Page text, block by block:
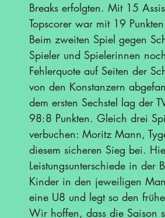
Breaks erfolgten. Mit 15
Topscorer war mit 19
Beim zweiten Spiel gegen
Spieler und Spielerinnen
Fehlerquote auf Seiten der
von den Konstanzern
dem ersten Sechstel lag der
98:8 Punkten. Gleich drei
verbuchen: Moritz Mann,
diesem sicheren Sieg bei.
Leistungsunterschiede in
Kinder in den jeweiligen
eine U8 und legt so den
Wir hoffen, dass die Saison